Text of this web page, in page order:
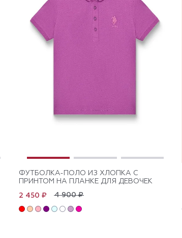
ФУТБОЛКА-ПОЛО ИЗ ХЛОПКА C
ПРИНТОМ НА ПЛАНКЕ ДЛЯ ДЕВОЧЕК
4 900 ₽
2 450 ₽